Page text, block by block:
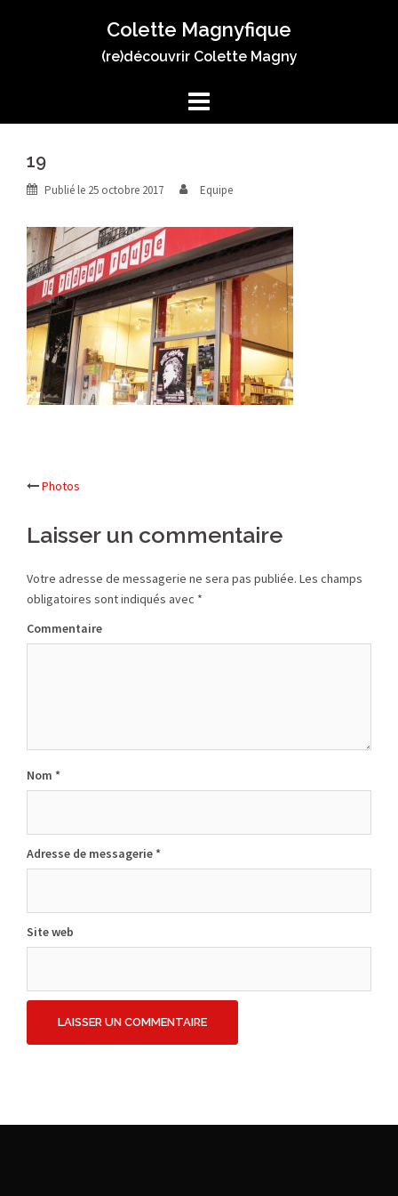
Colette Magnyfique
(re)découvrir Colette Magny
19
Publié le 25 octobre 2017 Equipe
Navigation
d’article
Photos
Laisser un commentaire
Votre adresse de messagerie ne sera pas publiée. Les champs
obligatoires sont indiqués avec *
Commentaire
Nom *
Adresse de messagerie*
Site web